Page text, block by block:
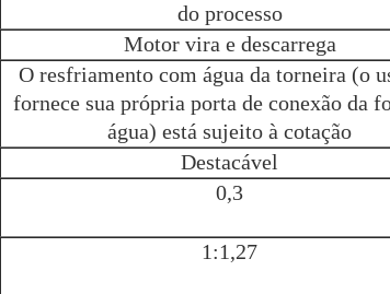
do processo
Motor vira e descarrega
O resfriamento com água da torneira (o
fornece sua própria porta de conexão da
água) está sujeito à cotação
Destacável
0,3
1:1,27